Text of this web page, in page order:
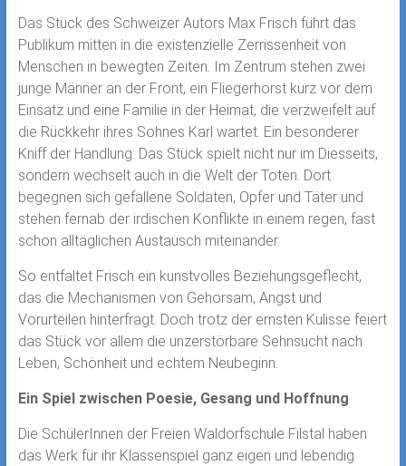
Das Stück des Schweizer Autors Max Frisch führt das
Publikum mitten in die existenzielle Zerrissenheit von
Menschen in bewegten Zeiten. Im Zentrum stehen zwei
junge Männer an der Front, ein Fliegerhorst kurz vor dem
Einsatz und eine Familie in der Heimat, die verzweifelt auf
die Rückkehr ihres Sohnes Karl wartet. Ein besonderer
Kniff der Handlung: Das Stück spielt nicht nur im Diesseits,
sondern wechselt auch in die Welt der Toten. Dort
begegnen sich gefallene Soldaten, Opfer und Täter und
stehen fernab der irdischen Konflikte in einem regen, fast
schon alltäglichen Austausch miteinander.
So entfaltet Frisch ein kunstvolles Beziehungsgeflecht,
das die Mechanismen von Gehorsam, Angst und
Vorurteilen hinterfragt. Doch trotz der ernsten Kulisse feiert
das Stück vor allem die unzerstörbare Sehnsucht nach
Leben, Schönheit und echtem Neubeginn.
Ein Spiel zwischen Poesie, Gesang und Hoffnung
Die SchülerInnen der Freien Waldorfschule Filstal haben
das Werk für ihr Klassenspiel ganz eigen und lebendig